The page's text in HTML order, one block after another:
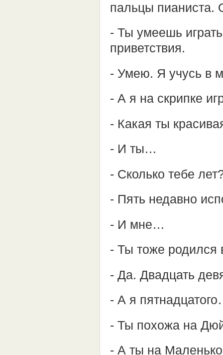
пальцы пианиста.
- Ты умеешь
приветствия.
- Умею. Я учусь в
- А я на скрипке
- Какая ты
- И ты…
- Сколько тебе
- Пять недавно
- И мне…
- Ты тоже родился
- Да. Двадцать
- А я
- Ты похожа на
- А ты на